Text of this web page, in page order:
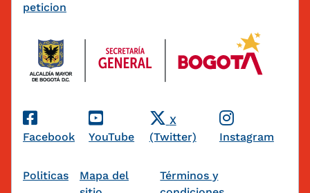
peticion
Redes Sociales
Facebook YouTube
X
(Twitter)
Instagram
Pie de página
Politicas
Mapa del
Términos y